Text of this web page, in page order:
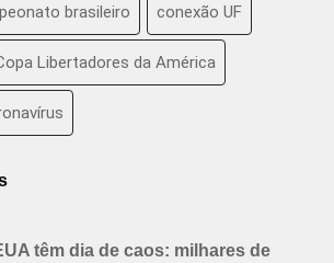
brasileiro conexão UF
Libertadores da América
têm dia de caos: milhares de